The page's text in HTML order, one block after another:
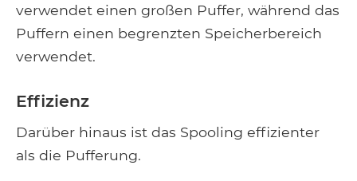
verwendet einen großen Puffer, während das
Puffern einen begrenzten Speicherbereich
verwendet.
Effizienz
Darüber hinaus ist das Spooling effizienter
als die Pufferung.